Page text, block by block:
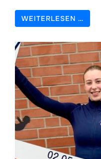
WEITERLESEN …